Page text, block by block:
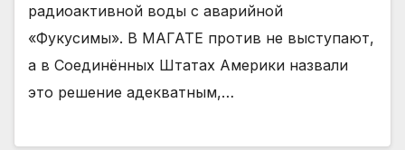
радиоактивной воды с аварийной
«Фукусимы». В МАГАТЕ против не выступают,
а в Соединённых Штатах Америки назвали
это решение адекватным,…